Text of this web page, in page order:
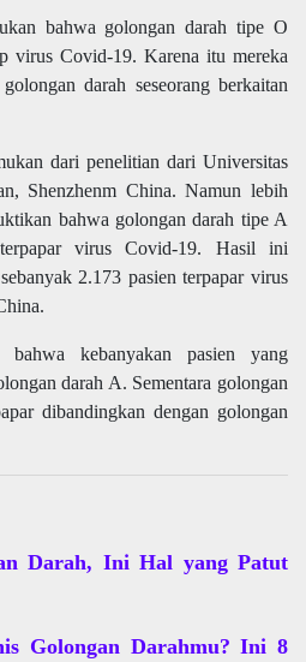
bahwa golongan darah tipe O
virus Covid-19. Karena itu mereka
darah seseorang berkaitan
dari penelitian dari Universitas
Shenzhenm China. Namun lebih
bahwa golongan darah tipe A
virus Covid-19. Hasil ini
2.173 pasien terpapar virus
bahwa kebanyakan pasien yang
darah A. Sementara golongan
dibandingkan dengan golongan
Darah, Ini Hal yang Patut
Golongan Darahmu? Ini 8